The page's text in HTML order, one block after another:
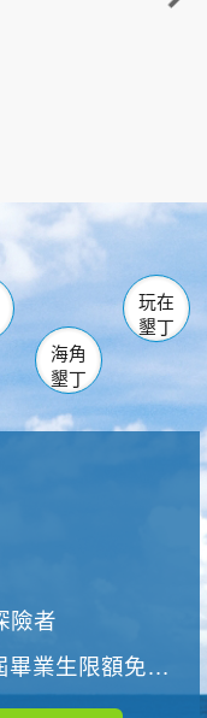
南仁湖
佳樂水
區
中心
公園 風吹沙龍磐公園
灣
砂島
鵝鑾鼻
海角
墾丁
玩在
墾丁
險者
生限額免費參加